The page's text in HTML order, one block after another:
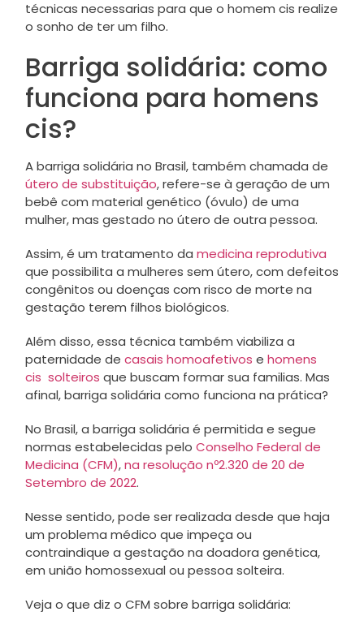
técnicas necessarias para que o homem cis realize
o sonho de ter um filho.
Barriga solidária: como
funciona para homens
cis?
A barriga solidária no Brasil, também chamada de
útero de substituição, refere-se à geração de um
bebê com material genético (óvulo) de uma
mulher, mas gestado no útero de outra pessoa.
Assim, é um tratamento da medicina reprodutiva
que possibilita a mulheres sem útero, com defeitos
congênitos ou doenças com risco de morte na
gestação terem filhos biológicos.
Além disso, essa técnica também viabiliza a
paternidade de casais homoafetivos e homens
cis solteiros que buscam formar sua familias. Mas
afinal, barriga solidária como funciona na prática?
No Brasil, a barriga solidária é permitida e segue
normas estabelecidas pelo Conselho Federal de
Medicina (CFM),na resolução nº2.320 de 20 de
Setembro de 2022.
Nesse sentido, pode ser realizada desde que haja
um problema médico que impeça ou
contraindique a gestação na doadora genética,
em união homossexual ou pessoa solteira.
Veja o que diz o CFM sobre barriga solidária: